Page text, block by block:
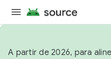
A partir de 2026, para